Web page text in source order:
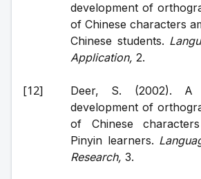
development of
of Chinese characters
Chinese students.
Application, 2.
Deer, S. (2002).
development of
of Chinese
Pinyin learners.
Research, 3.